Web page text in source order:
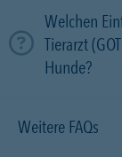
Welchen
Tierarzt
Hunde?
Weitere FAQs